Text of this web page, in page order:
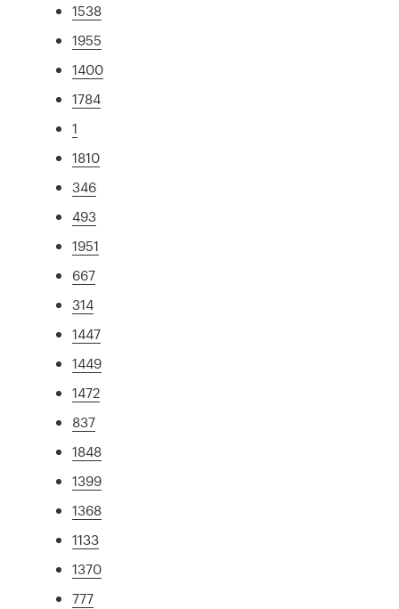
1538
1955
1400
1784
1
1810
346
493
1951
667
314
1447
1449
1472
837
1848
1399
1368
1133
1370
777